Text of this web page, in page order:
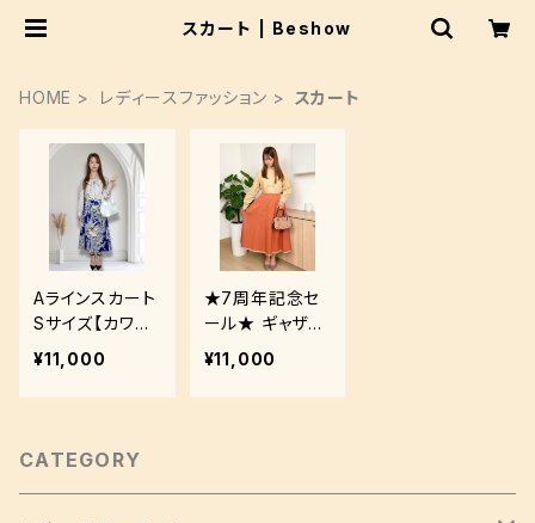
スカート | Beshow
HOME レディースファッション スカート
Aラインスカート
Sサイズ【カワイ
イ和の花柄★】
洗える生地でお
手入れ簡単♪
¥11,000
★7周年記念セ
ール★ ギャザー
スカート【希少な
落款付き☆】洗
えるシルクでお
¥11,000
CATEGORY